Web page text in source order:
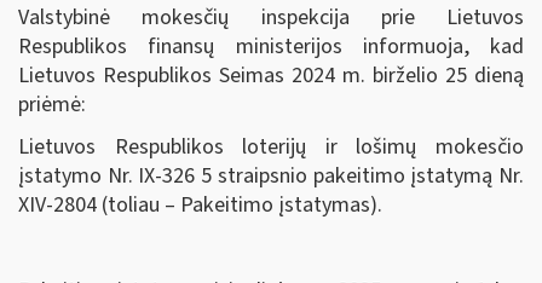
Valstybinė mokesčių inspekcija prie Lietuvos
Respublikos finansų ministerijos informuoja, kad
Lietuvos Respublikos Seimas 2024 m. birželio 25 dieną
priėmė:
Lietuvos Respublikos loterijų ir lošimų mokesčio
įstatymo Nr. IX-326 5 straipsnio pakeitimo įstatymą Nr.
XIV-2804 (toliau – Pakeitimo įstatymas).